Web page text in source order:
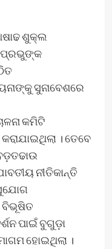
ଶୁକ୍ଲ
ସୁନାବେଶରେ
କମିଟି
। ତେବେ
ନୀତିକାନ୍ତି
ବିଭୂଷିତ
ପାଇଁ ବୁଗୁଡ଼ା
ହୋଇଥିଲା ।